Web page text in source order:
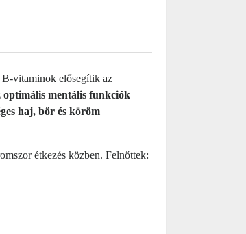
B-vitaminok elősegítik az
optimális mentális funkciók
haj, bőr és köröm
étkezés közben. Felnőttek: